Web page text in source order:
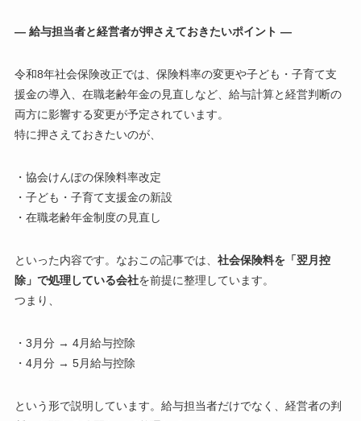
― 給与担当者と経営者が押さえておきたいポイント ―
令和8年社会保険改正では、保険料率の変更や子ども・子育て支
援金の導入、在職老齢年金の見直しなど、給与計算と経営判断の
両方に影響する変更が予定されています。
特に押さえておきたいのが、
・協会けんぽの保険料率改定
・子ども・子育て支援金の新設
・在職老齢年金制度の見直し
といった内容です。なおこの記事では、 社会保険料を「翌月控
除」で処理している会社を前提に整理しています。
つまり、
・3月分 → 4月給与控除
・4月分 → 5月給与控除
という形で説明しています。給与担当者だけでなく、経営者の判